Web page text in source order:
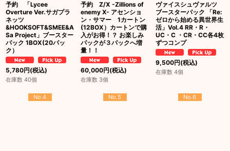
予約 「Lycee
Overture Ver.サガプラ
ネッツ
&HOOKSOFT&SMEE&A
Sa Project」ブースター
パック 1BOX(20パッ
ク）
5,780円(税込)
在庫数 40個
予約 Z/X -Zillions of
enemy X- アセンショ
ン・サマー 1カートン
(12BOX）カートンで購
入がお得！？ お楽しみ
パックが３パックへ増
量！！
60,000円(税込)
在庫数 3個
ヴァイスシュヴァルツ
ブースターパック 「Re:
ゼロから始める異世界生
活」Vol.4 RR・R・
UC・C ・CR・CC各4枚
ずつコンプ
9,500円(税込)
在庫数 4個
No.4 No.5 No.6